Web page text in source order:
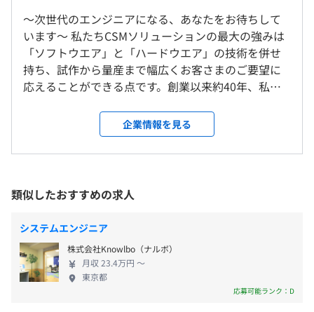
就業場所の変更範囲
＜雇入時＞
本社および自宅、または会社の定める研修会場
＜変更範囲＞
本社および自宅、または会社の定める就業先（首都圏の客
先）
受動喫煙防止措置に関する事項
・従業員に対する受動喫煙対策：あり
可能性あり
大江戸線・東西線「門前仲町駅」、大江戸線・半蔵門線
「清澄白河駅」
※固定残業代（みなし残業代）制ではありません。
※残業代は別途、全額支給します。
は年収提示額を保証するものではありません）
9:00~18:00（所定労働8時間）
休憩時間：11:45~12:45（60分）
平均残業時間：平均7.9時間／月 ※基本残業はありません
《年間休日：133日》
研修の有無及び内容
◆半年間の新入社員研修
◆入社2年目フォローアップ研修
◆入社5年目ステップアップ研修
◆管理職研修 など
自己啓発支援の有無及びその内容
◆社外セミナー参加補助
◆資格取得支援制度 など
前年度の月平均所定外労働時間の実績
10.4時間
～次世代のエンジニアになる、あなたをお待ちして
います～ 私たちCSMソリューションの最大の強みは
「ソフトウエア」と「ハードウエア」の技術を併せ
持ち、試作から量産まで幅広くお客さまのご要望に
応えることができる点です。創業以来約40年、私た
くる技術を世に送り出してきました。その結果、幅
広い分野のお客さまの信頼を得て、大きく成長しま
した。 当社には、システムエンジニア、回路設計技
環境が用意されています。 あなたもCSMソリューシ
ョンに入社して、最先端技術に精通、駆使できるシ
ステムエンジニア、回路設計技術者となり、一緒に日
本の未来を築いていきましょう！ 〈当社ソリューシ
ョン：ソフトウェア開発／インフラ業務／ハードウ
ェア開発／ファームウェア開発／量産受託〉 【当社
企業情報を見る
類似したおすすめの求人
システムエンジニア
株式会社Knowlbo（ナルボ）
月収 23.4万円 〜
東京都
応募可能ランク：D